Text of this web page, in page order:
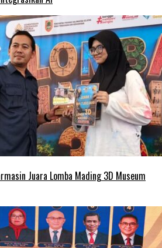
Juara Lomba Mading 3D Museum